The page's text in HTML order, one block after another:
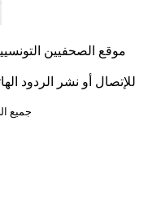
موقع الصحفيين
جميع